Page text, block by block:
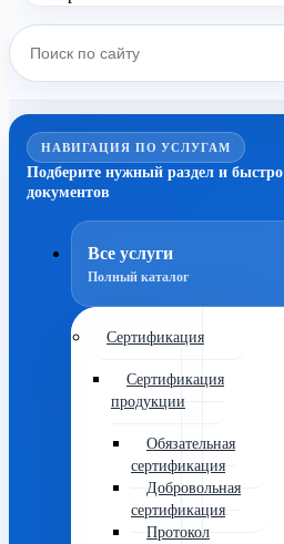
НАВИГАЦИЯ ПО УСЛУГАМ
Подберите нужный раздел и
документов
Все услуги
Полный каталог
Сертификация
Сертификация
продукции
Обязательная
сертификация
Добровольная
сертификация
Протокол